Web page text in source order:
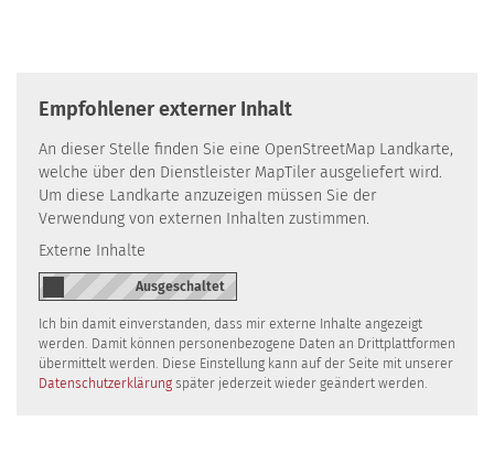
Empfohlener externer Inhalt
An dieser Stelle finden Sie eine OpenStreetMap Landkarte,
welche über den Dienstleister MapTiler ausgeliefert wird.
Um diese Landkarte anzuzeigen müssen Sie der
Verwendung von externen Inhalten zustimmen.
Externe Inhalte
Ich bin damit einverstanden, dass mir externe Inhalte angezeigt
werden. Damit können personenbezogene Daten an Drittplattformen
übermittelt werden. Diese Einstellung kann auf der Seite mit unserer
Datenschutzerklärung später jederzeit wieder geändert werden.